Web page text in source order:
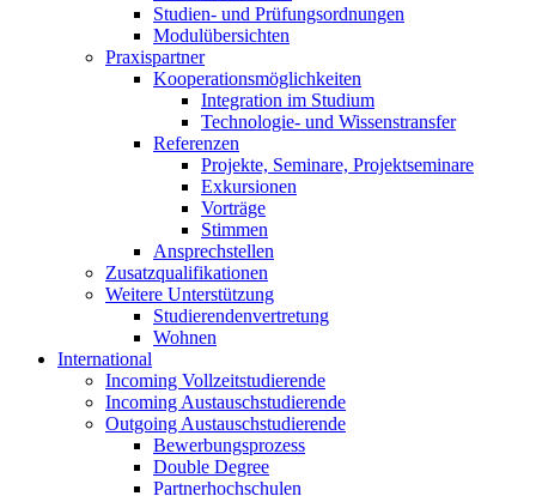
Studien- und Prüfungsordnungen
Modulübersichten
Praxispartner
Kooperationsmöglichkeiten
Integration im Studium
Technologie- und Wissenstransfer
Referenzen
Projekte, Seminare, Projektseminare
Exkursionen
Vorträge
Stimmen
Ansprechstellen
Zusatzqualifikationen
Weitere Unterstützung
Studierendenvertretung
Wohnen
International
Incoming Vollzeitstudierende
Incoming Austauschstudierende
Outgoing Austauschstudierende
Bewerbungsprozess
Double Degree
Partnerhochschulen